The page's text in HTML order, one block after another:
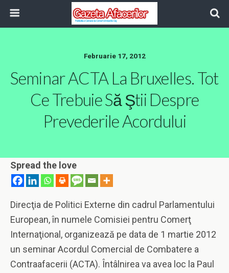
Februarie 17, 2012
Seminar ACTA La Bruxelles. Tot
Ce Trebuie Să Ştii Despre
Prevederile Acordului
Spread the love
Direcţia de Politici Externe din cadrul Parlamentului
European, în numele Comisiei pentru Comerţ
Internaţional, organizează pe data de 1 martie 2012
un seminar Acordul Comercial de Combatere a
Contraafacerii (ACTA). Întâlnirea va avea loc la Paul